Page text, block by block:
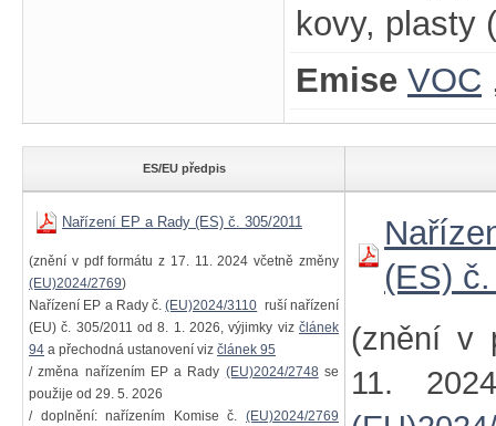
kovy, plasty
Emise VOC
ES/EU předpis
Nařízení EP a Rady (ES) č. 305/2011
(znění v pdf formátu z 17. 11. 2024 včetně změny
(EU)2024/2769)
Nařízení EP a Rady č.(EU)2024/3110 ruší nařízení
(EU) č. 305/2011 od 8. 1. 2026, výjimky viz článek
94 a přechodná ustanovení viz článek 95
/ změna nařízením EP a Rady (EU)2024/2748 se
použije od 29. 5. 2026
/ doplnění: nařízením Komise č. (EU)2024/2769
(ES)
(znění v
11.